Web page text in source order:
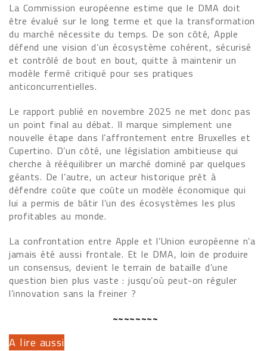
La Commission européenne estime que le DMA doit
être évalué sur le long terme et que la transformation
du marché nécessite du temps. De son côté, Apple
défend une vision d’un écosystème cohérent, sécurisé
et contrôlé de bout en bout, quitte à maintenir un
modèle fermé critiqué pour ses pratiques
anticoncurrentielles.
Le rapport publié en novembre 2025 ne met donc pas
un point final au débat. Il marque simplement une
nouvelle étape dans l’affrontement entre Bruxelles et
Cupertino. D’un côté, une législation ambitieuse qui
cherche à rééquilibrer un marché dominé par quelques
géants. De l’autre, un acteur historique prêt à
défendre coûte que coûte un modèle économique qui
lui a permis de bâtir l’un des écosystèmes les plus
profitables au monde.
La confrontation entre Apple et l’Union européenne n’a
jamais été aussi frontale. Et le DMA, loin de produire
un consensus, devient le terrain de bataille d’une
question bien plus vaste : jusqu’où peut-on réguler
l’innovation sans la freiner ?
~~~~~~~~
A lire aussi